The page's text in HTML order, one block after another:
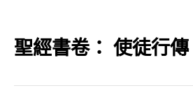
聖經書卷： 使徒行